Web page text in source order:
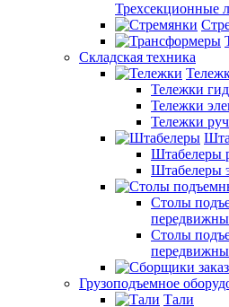
Трехсекционные
Складская техника
Тележки
Тележки
Тележки
Штабелеры
Штабелеры
Столы
Столы
Грузоподъемное
Тали